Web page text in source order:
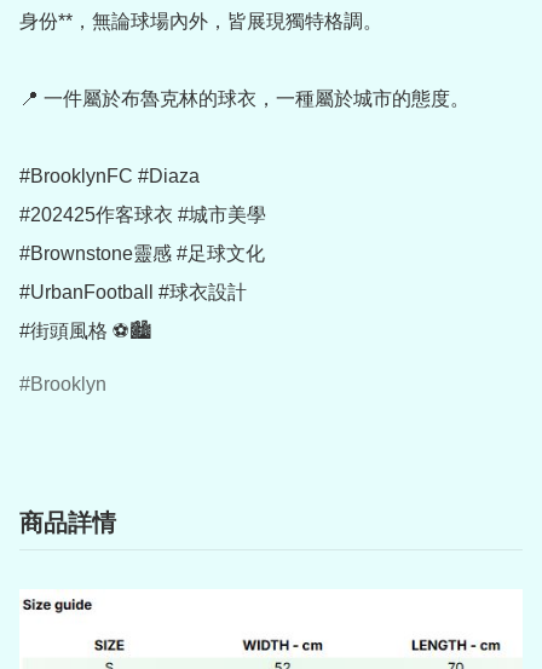
身份**，無論球場內外，皆展現獨特格調。
📍 一件屬於布魯克林的球衣，一種屬於城市的態度。
#BrooklynFC #Diaza
#202425作客球衣 #城市美學
#Brownstone靈感 #足球文化
#UrbanFootball #球衣設計
Brooklyn
商品詳情